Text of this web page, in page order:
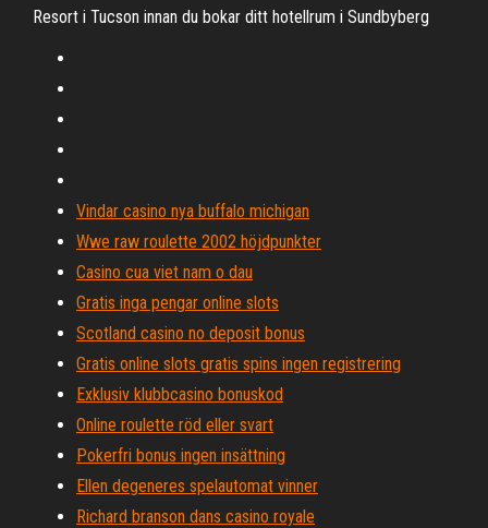
Resort i Tucson innan du bokar ditt hotellrum i Sundbyberg
Vindar casino nya buffalo michigan
Wwe raw roulette 2002 höjdpunkter
Casino cua viet nam o dau
Gratis inga pengar online slots
Scotland casino no deposit bonus
Gratis online slots gratis spins ingen registrering
Exklusiv klubbcasino bonuskod
Online roulette röd eller svart
Pokerfri bonus ingen insättning
Ellen degeneres spelautomat vinner
Richard branson dans casino royale